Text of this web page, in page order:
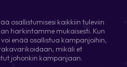
osallistumisesi kaikkiin tuleviin
harkintamme mukaisesti. Kun
enää osallistua kampanjoihin,
mikäli et
johonkin kampanjaan.